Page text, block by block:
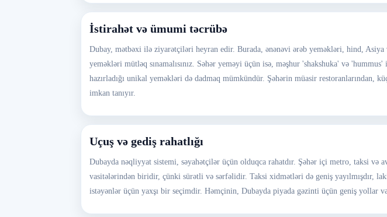
İstirahət və ümumi təcrübə
Dubay, mətbəxi ilə ziyarətçiləri heyran edir. Burada, ənənəvi ərəb yeməkləri, hind,
yeməkləri mütləq sınamalısınız. Səhər yeməyi üçün isə, məşhur 'shakshuka' və
hazırladığı unikal yeməkləri də dadmaq mümkündür. Şəhərin müasir restoranlarından,
imkan tanıyır.
Uçuş və gediş rahatlığı
Dubayda nəqliyyat sistemi, səyahətçilər üçün olduqca rahatdır. Şəhər içi metro, taksi
vasitələrindən biridir, çünki sürətli və sərfəlidir. Taksi xidmətləri də geniş yayılmışdır,
istəyənlər üçün yaxşı bir seçimdir. Həmçinin, Dubayda piyada gəzinti üçün geniş yollar